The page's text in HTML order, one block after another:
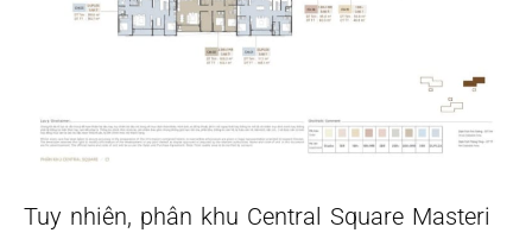
Tuy nhiên, phân khu Central Square Masteri